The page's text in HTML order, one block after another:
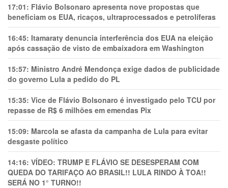
17:01: Flávio Bolsonaro apresenta nove propostas que
beneficiam os EUA, ricaços, ultraprocessados e petrolíferas
16:45: Itamaraty denuncia interferência dos EUA na eleição
após cassação de visto de embaixadora em Washington
15:57: Ministro André Mendonça exige dados de publicidade
do governo Lula a pedido do PL
15:35: Vice de Flávio Bolsonaro é investigado pelo TCU por
repasse de R$ 6 milhões em emendas Pix
15:09: Marcola se afasta da campanha de Lula para evitar
desgaste político
14:16: VÍDEO: TRUMP E FLÁVIO SE DESESPERAM COM
QUEDA DO TARIFAÇO AO BRASIL!! LULA RINDO À TOA!!
SERÁ NO 1° TURNO!!